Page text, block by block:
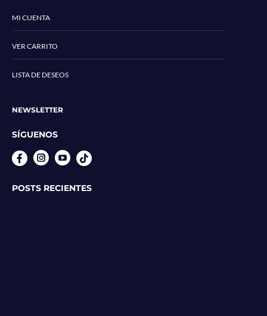
MI CUENTA
VER CARRITO
LISTA DE DESEOS
NEWSLETTER
SÍGUENOS
InstagramYouTube
POSTS RECIENTES